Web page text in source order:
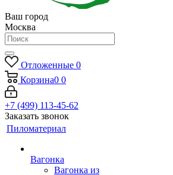
Ваш город
Москва
Отложенные 0
Корзина0 0
+7 (499) 113-45-62
Заказать звонок
Пиломатериал
Вагонка
Вагонка из